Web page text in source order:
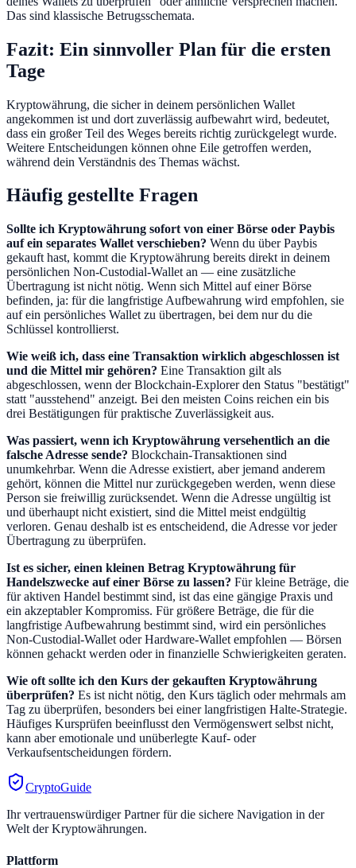
Das sind klassische Betrugsschemata.
Fazit: Ein sinnvoller Plan für die ersten
Tage
Kryptowährung, die sicher in deinem persönlichen Wallet
angekommen ist und dort zuverlässig aufbewahrt wird, bedeutet,
dass ein großer Teil des Weges bereits richtig zurückgelegt wurde.
Weitere Entscheidungen können ohne Eile getroffen werden,
während dein Verständnis des Themas wächst.
Häufig gestellte Fragen
Sollte ich Kryptowährung sofort von einer Börse oder Paybis
auf ein separates Wallet verschieben? Wenn du über Paybis
gekauft hast, kommt die Kryptowährung bereits direkt in deinem
persönlichen Non-Custodial-Wallet an — eine zusätzliche
Übertragung ist nicht nötig. Wenn sich Mittel auf einer Börse
befinden, ja: für die langfristige Aufbewahrung wird empfohlen, sie
auf ein persönliches Wallet zu übertragen, bei dem nur du die
Schlüssel kontrollierst.
Wie weiß ich, dass eine Transaktion wirklich abgeschlossen ist
und die Mittel mir gehören? Eine Transaktion gilt als
abgeschlossen, wenn der Blockchain-Explorer den Status "bestätigt"
statt "ausstehend" anzeigt. Bei den meisten Coins reichen ein bis
drei Bestätigungen für praktische Zuverlässigkeit aus.
Was passiert, wenn ich Kryptowährung versehentlich an die
falsche Adresse sende? Blockchain-Transaktionen sind
unumkehrbar. Wenn die Adresse existiert, aber jemand anderem
gehört, können die Mittel nur zurückgegeben werden, wenn diese
Person sie freiwillig zurücksendet. Wenn die Adresse ungültig ist
und überhaupt nicht existiert, sind die Mittel meist endgültig
verloren. Genau deshalb ist es entscheidend, die Adresse vor jeder
Übertragung zu überprüfen.
Ist es sicher, einen kleinen Betrag Kryptowährung für
Handelszwecke auf einer Börse zu lassen? Für kleine Beträge, die
für aktiven Handel bestimmt sind, ist das eine gängige Praxis und
ein akzeptabler Kompromiss. Für größere Beträge, die für die
langfristige Aufbewahrung bestimmt sind, wird ein persönliches
Non-Custodial-Wallet oder Hardware-Wallet empfohlen — Börsen
können gehackt werden oder in finanzielle Schwierigkeiten geraten.
Wie oft sollte ich den Kurs der gekauften Kryptowährung
überprüfen? Es ist nicht nötig, den Kurs täglich oder mehrmals am
Tag zu überprüfen, besonders bei einer langfristigen Halte-Strategie.
Häufiges Kursprüfen beeinflusst den Vermögenswert selbst nicht,
kann aber emotionale und unüberlegte Kauf- oder
Verkaufsentscheidungen fördern.
CryptoGuide
Ihr vertrauenswürdiger Partner für die sichere Navigation in der
Welt der Kryptowährungen.
Plattform